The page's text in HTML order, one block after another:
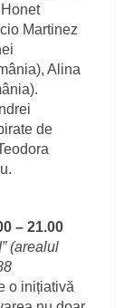
Martinez
Alina
de
– 21.00
(arealul
o inițiativă